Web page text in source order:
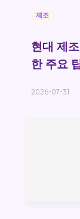
제조
현대 제
한 주요
2026-07-31